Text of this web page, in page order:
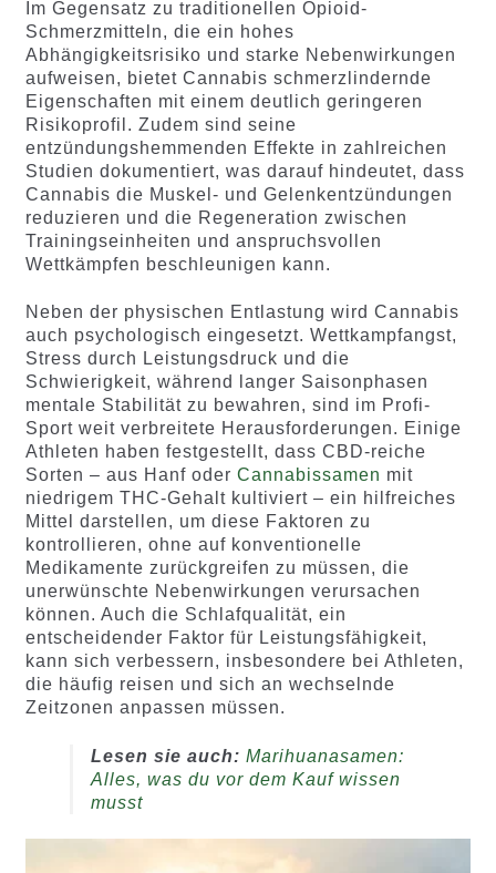
Im Gegensatz zu traditionellen Opioid-
Schmerzmitteln, die ein hohes
Abhängigkeitsrisiko und starke Nebenwirkungen
aufweisen, bietet Cannabis schmerzlindernde
Eigenschaften mit einem deutlich geringeren
Risikoprofil. Zudem sind seine
entzündungshemmenden Effekte in zahlreichen
Studien dokumentiert, was darauf hindeutet, dass
Cannabis die Muskel- und Gelenkentzündungen
reduzieren und die Regeneration zwischen
Trainingseinheiten und anspruchsvollen
Wettkämpfen beschleunigen kann.
Neben der physischen Entlastung wird Cannabis
auch psychologisch eingesetzt. Wettkampfangst,
Stress durch Leistungsdruck und die
Schwierigkeit, während langer Saisonphasen
mentale Stabilität zu bewahren, sind im Profi-
Sport weit verbreitete Herausforderungen. Einige
Athleten haben festgestellt, dass CBD-reiche
Sorten – aus Hanf oder Cannabissamen mit
niedrigem THC-Gehalt kultiviert – ein hilfreiches
Mittel darstellen, um diese Faktoren zu
kontrollieren, ohne auf konventionelle
Medikamente zurückgreifen zu müssen, die
unerwünschte Nebenwirkungen verursachen
können. Auch die Schlafqualität, ein
entscheidender Faktor für Leistungsfähigkeit,
kann sich verbessern, insbesondere bei Athleten,
die häufig reisen und sich an wechselnde
Zeitzonen anpassen müssen.
Lesen sie auch: Marihuanasamen:
Alles, was du vor dem Kauf wissen
musst